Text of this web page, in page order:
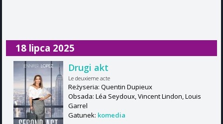
18 lipca 2025
Drugi akt
Le deuxieme acte
Reżyseria: Quentin Dupieux
Obsada: Léa Seydoux, Vincent Lindon, Louis
Garrel
Gatunek: komedia